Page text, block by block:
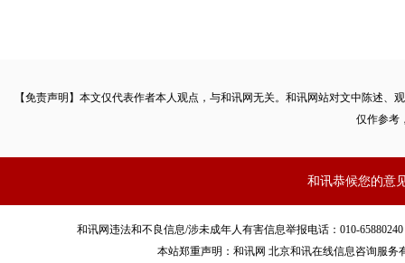
【免责声明】本文仅代表作者本人观点，与和讯网无关。和讯网站对文中陈述
仅作参考
和讯恭候您的意
和讯网违法和不良信息/涉未成年人有害信息举报电话：010-
本站郑重声明：和讯网 北京和讯在线信息咨询服